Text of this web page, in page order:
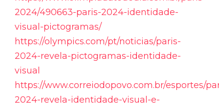
2024/490663-paris-2024-identidade-
visual-pictogramas/
https://olympics.com/pt/noticias/paris-
2024-revela-pictogramas-identidade-
visual
https://www.correiodopovo.com.br/esportes/
2024-revela-identidade-visual-e-